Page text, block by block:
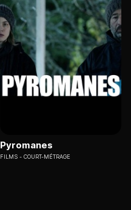
Pyromanes
FILMS COURT-MÉTRAGE